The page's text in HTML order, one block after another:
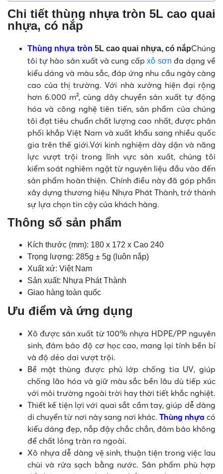
Chi tiết thùng nhựa tròn 5L cao quai
nhựa, có nắp
Thùng nhựa tròn 5L cao quai nhựa, có nắpChúng
tôi tự hào sản xuất và cung cấpxô sơn đa dạng về
kiểu dáng và màu sắc, đáp ứng nhu cầu ngày càng
cao của thị trường. Với nhà xưởng hiện đại rộng
hơn 6.000 m², cùng dây chuyền sản xuất tự động
hóa và công nghệ tiên tiến, sản phẩm của chúng
tôi đạt tiêu chuẩn chất lượng cao nhất, được phân
phối khắp Việt Nam và xuất khẩu sang nhiều quốc
gia trên thế giới.Với kinh nghiệm dày dặn và năng
lực vượt trội trong lĩnh vực sản xuất, chúng tôi
kiểm soát nghiêm ngặt từ nguyên liệu đầu vào đến
sản phẩm hoàn thiện. Chính điều này đã góp phần
xây dựng thương hiệu Nhựa Phát Thành, trở thành
sự lựa chọn tin cậy của khách hàng.
Thông số sản phẩm
Kích thước (mm): 180 x 172 x Cao 240
Trọng lượng: 285g ± 5g (luôn nắp)
Xuất xứ: Việt Nam
Sản xuất: Nhựa Phát Thành
Giao hàng toàn quốc
Ưu điểm và ứng dụng
Xô được sản xuất từ 100% nhựa HDPE/PP nguyên
sinh, đảm bảo độ cơ học cao, mang lại tính bền bỉ
và độ dẻo dai vượt trội.
Bề mặt thùng được phủ lớp chống tia UV, giúp
chống lão hóa và giữ màu sắc bền lâu dù tiếp xúc
với môi trường ngoài trời hay thời tiết khắc nghiệt.
Thiết kế tiện lợi với quai sắt cầm tay, giúp dễ dàng
di chuyển từ nơi này sang nơi khác. Thùng nhựa có
kiểu dáng đẹp, nắp đậy chắc chắn, đảm bảo không
để chất lỏng tràn ra ngoài.
Xô nhựa dễ dàng vệ sinh, thuận tiện trong việc lau
chùi và rửa sạch bằng nước. Sản phẩm phù hợp